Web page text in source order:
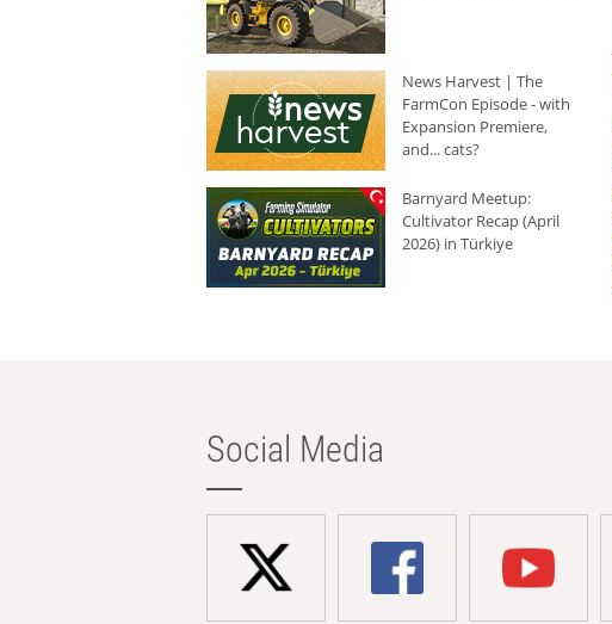
News Harvest | The
FarmCon Episode - with
Expansion Premiere,
and... cats?
Barnyard Meetup:
Cultivator Recap (April
2026) in Türkiye
Social Media